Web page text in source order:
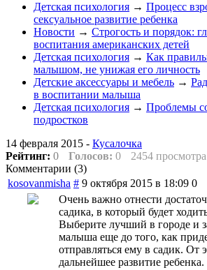
Детская психология → Процесс
сексуальное развитие ребенка
Новости → Строгость и порядок:
воспитания американских детей
Детская психология → Как
малышом, не унижая его личность
Детские аксессуары и мебель →
в воспитании малыша
Детская психология → Проблемы
подростков
14 февраля 2015 - Кусалочка
Рейтинг: 0 Голосов: 0
2454 просмотра
Комментарии (3)
kosovanmisha # 9 октября 2015 в 18:09 0
Очень важно отнести
садика, в который будет
Выберите лучший в городе и
малыша еще до того, как
отправляться ему в садик. От
дальнейшее развитие ребенка.